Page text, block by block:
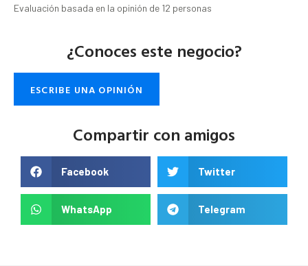
Evaluación basada en la opinión de 12 personas
¿Conoces este negocio?
ESCRIBE UNA OPINIÓN
Compartir con amigos
Facebook Twitter
WhatsApp Telegram